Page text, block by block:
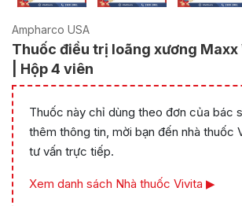
Ampharco USA
Thuốc điều trị loãng xương
| Hộp 4 viên
Thuốc này chỉ dùng theo đơn của bác
thêm thông tin, mời bạn đến nhà thuốc
tư vấn trực tiếp.
Xem danh sách Nhà thuốc Vivita ▶